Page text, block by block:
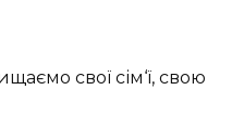
свої сім‘ї, свою